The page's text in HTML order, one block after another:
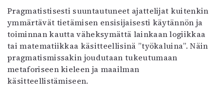
Pragmatistisesti suuntautuneet ajattelijat kuitenkin
ymmärtävät tietämisen ensisijaisesti käytännön ja
toiminnan kautta väheksymättä lainkaan logiikkaa
tai matematiikkaa käsitteellisinä ”työkaluina”. Näin
prag­ma­tis­mis­sa­kin joudutaan tukeutumaan
metaforiseen kieleen ja maailman
käsitteellistämiseen.